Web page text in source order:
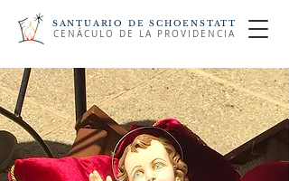
SANTUARIO DE SCHOENSTATT
CENÁCULO DE LA PROVIDENCIA